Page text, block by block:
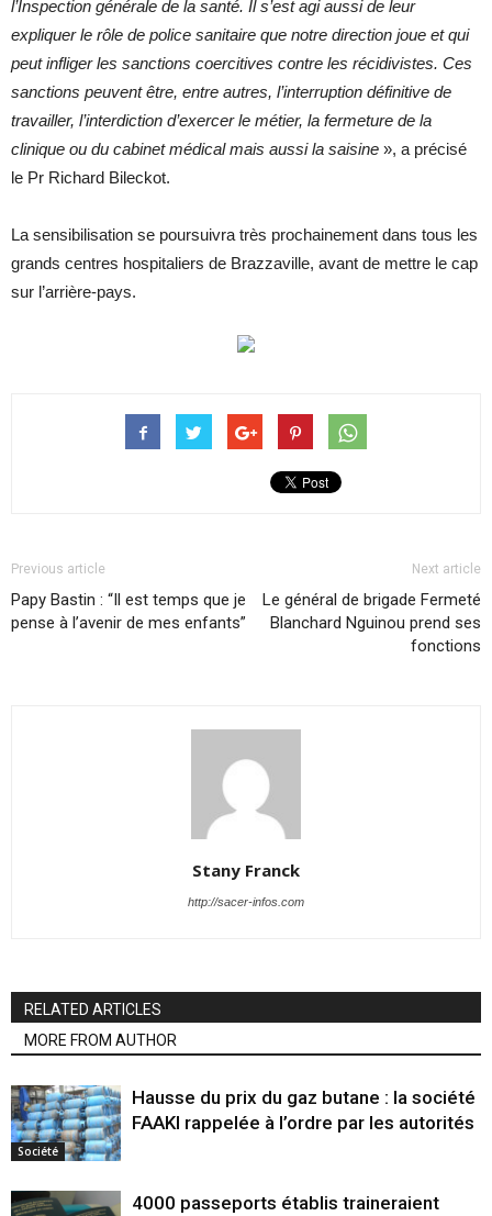
l’Inspection générale de la santé. Il s’est agi aussi de leur
expliquer le rôle de police sanitaire que notre direction joue et qui
peut infliger les sanctions coercitives contre les récidivistes. Ces
sanctions peuvent être, entre autres, l’interruption définitive de
travailler, l’interdiction d’exercer le métier, la fermeture de la
clinique ou du cabinet médical mais aussi la saisine », a précisé
le Pr Richard Bileckot.
La sensibilisation se poursuivra très prochainement dans tous les
grands centres hospitaliers de Brazzaville, avant de mettre le cap
sur l’arrière-pays.
Previous article
Papy Bastin : “Il est temps que je
pense à l’avenir de mes enfants”
Next article
Le général de brigade Fermeté
Blanchard Nguinou prend ses
fonctions
Stany Franck
http://sacer-infos.com
RELATED ARTICLES
MORE FROM AUTHOR
Société
Hausse du prix du gaz butane : la société
FAAKI rappelée à l’ordre par les autorités
4000 passeports établis traineraient